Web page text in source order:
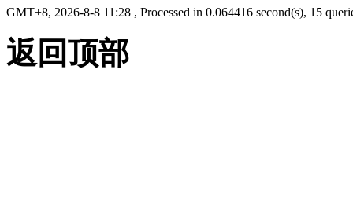
GMT+8, 2026-8-8 11:28 , Processed in 0.064416 second(s), 15
返回顶部